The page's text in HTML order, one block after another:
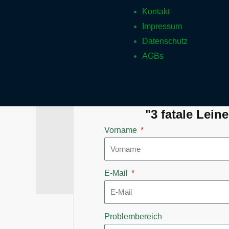
Kontakt
Impressum
Datenschutz
AGBs
"3 fatale
Vorname
E-Mail
Problembereich